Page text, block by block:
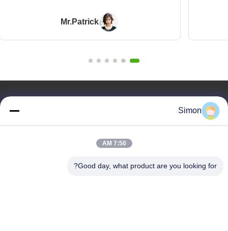
Mr.Patrick
فيديوهات
مدونة
Simon
7:50 AM
Good day, what product are you looking for?